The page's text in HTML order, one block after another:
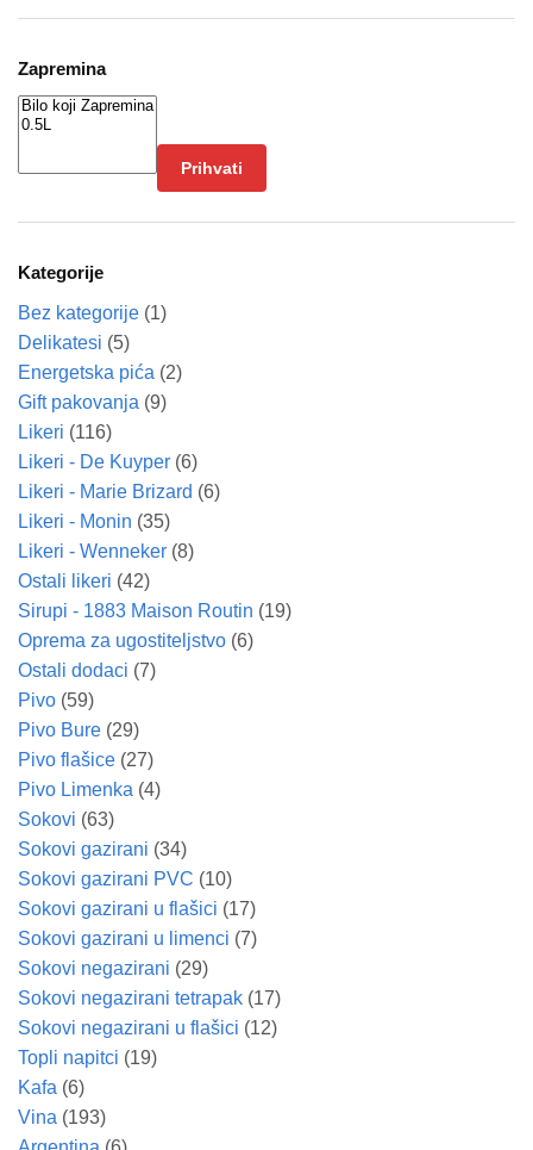
Zapremina
Prihvati
Kategorije
Bez kategorije (1)
Delikatesi (5)
Energetska pića (2)
Gift pakovanja (9)
Likeri (116)
Likeri - De Kuyper (6)
Likeri - Marie Brizard (6)
Likeri - Monin (35)
Likeri - Wenneker (8)
Ostali likeri (42)
Sirupi - 1883 Maison Routin (19)
Oprema za ugostiteljstvo (6)
Ostali dodaci (7)
Pivo (59)
Pivo Bure (29)
Pivo flašice (27)
Pivo Limenka (4)
Sokovi (63)
Sokovi gazirani (34)
Sokovi gazirani PVC (10)
Sokovi gazirani u flašici (17)
Sokovi gazirani u limenci (7)
Sokovi negazirani (29)
Sokovi negazirani tetrapak (17)
Sokovi negazirani u flašici (12)
Topli napitci (19)
Kafa (6)
Vina (193)